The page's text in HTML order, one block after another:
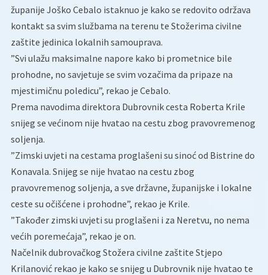
županije Joško Cebalo istaknuo je kako se redovito održava
kontakt sa svim službama na terenu te Stožerima civilne
zaštite jedinica lokalnih samouprava.
”Svi ulažu maksimalne napore kako bi prometnice bile
prohodne, no savjetuje se svim vozačima da pripaze na
mjestimičnu poledicu”, rekao je Cebalo.
Prema navodima direktora Dubrovnik cesta Roberta Krile
snijeg se većinom nije hvatao na cestu zbog pravovremenog
soljenja.
”Zimski uvjeti na cestama proglašeni su sinoć od Bistrine do
Konavala. Snijeg se nije hvatao na cestu zbog
pravovremenog soljenja, a sve državne, županijske i lokalne
ceste su očišćene i prohodne”, rekao je Krile.
”Također zimski uvjeti su proglašeni i za Neretvu, no nema
većih poremećaja”, rekao je on.
Načelnik dubrovačkog Stožera civilne zaštite Stjepo
Krilanović rekao je kako se snijeg u Dubrovnik nije hvatao te